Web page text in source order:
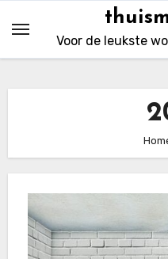
content
Voor de leukste